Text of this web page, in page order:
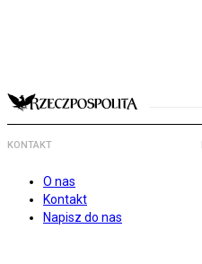
KONTAKT
O nas
Kontakt
Napisz do nas